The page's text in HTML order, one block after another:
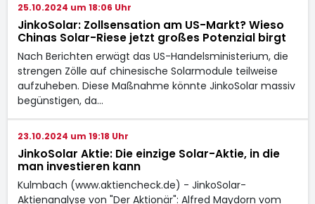
25.10.2024 um 18:06 Uhr
JinkoSolar: Zollsensation am US-Markt? Wieso
Chinas Solar-Riese jetzt großes Potenzial birgt
Nach Berichten erwägt das US-Handelsministerium, die
strengen Zölle auf chinesische Solarmodule teilweise
aufzuheben. Diese Maßnahme könnte JinkoSolar massiv
begünstigen, da…
23.10.2024 um 19:18 Uhr
JinkoSolar Aktie: Die einzige Solar-Aktie, in die
man investieren kann
Kulmbach (www.aktiencheck.de) - JinkoSolar-
Aktienanalyse von "Der Aktionär": Alfred Maydorn vom